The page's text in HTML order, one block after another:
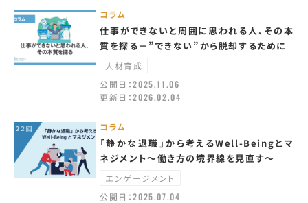
コラム
仕事ができないと周囲に思われる人、その本
質を探る－”できない”から脱却するために
人材育成
公開日：2025.11.06
更新日：2026.02.04
コラム
「静かな退職」から考えるWell-Beingとマ
ネジメント～働き方の境界線を見直す～
エンゲージメント
公開日：2025.07.04